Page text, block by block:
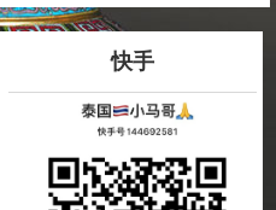
快手